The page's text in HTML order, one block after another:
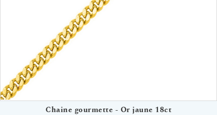
Chaine gourmette - Or jaune 18ct